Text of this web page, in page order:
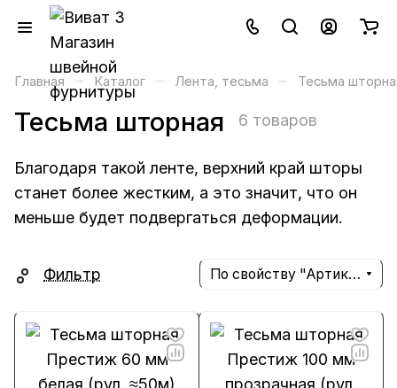
Главная – Каталог – Лента, тесьма – Тесьма
Тесьма шторная 6 товаров
Благодаря такой ленте, верхний край шторы
станет более жестким, а это значит, что он
меньше будет подвергаться деформации.
Фильтр По свойству "Артикул" (убывание)